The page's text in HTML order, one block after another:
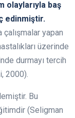
olaylarıyla baş
edinmiştir.
yapan
üzerinde
durmayı tercih
2000).
Bu
(Seligman